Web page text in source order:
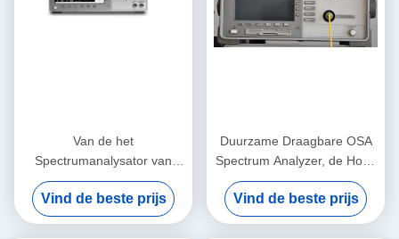
Van de het
Spectrumanalysator van
Keysightagilent 86146B de
Optische Praktische Enige
Golflengte
Vind de beste prijs
Duurzame Draagbare OSA
Spectrum Analyzer, de Hoge
Prestaties van Keysight
Agilent 86145B
Vind de beste prijs